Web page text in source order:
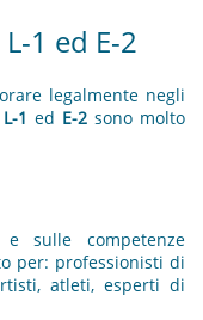
1 ed E-2
legalmente negli
1 ed E-2 sono molto
sulle competenze
per: professionisti di
atleti, esperti di